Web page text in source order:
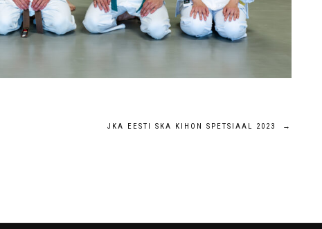
JKA EESTI SKA KIHON SPETSIAAL 2023 →